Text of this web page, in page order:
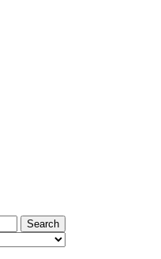
Search